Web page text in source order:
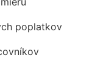
poplatkov